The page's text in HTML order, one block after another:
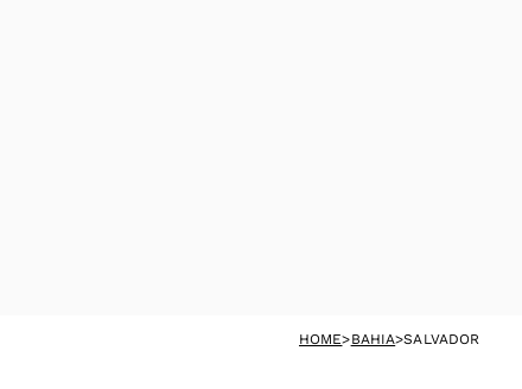
HOME>BAHIA>SALVADOR